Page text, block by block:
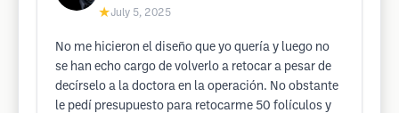
★July 5, 2025
No me hicieron el diseño que yo quería y luego no
se han echo cargo de volverlo a retocar a pesar de
decírselo a la doctora en la operación. No obstante
le pedí presupuesto para retocarme 50 folículos y